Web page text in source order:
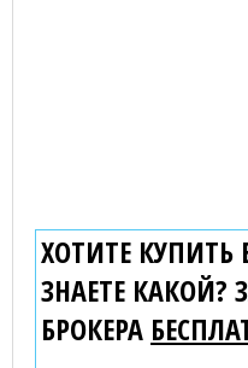
ХОТИТЕ КУПИТЬ
ЗНАЕТЕ КАКОЙ?
БРОКЕРА